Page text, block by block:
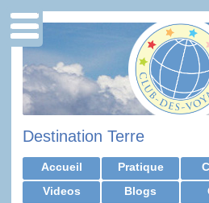
Destination Terre
Accueil Pratique
Videos
Blogs